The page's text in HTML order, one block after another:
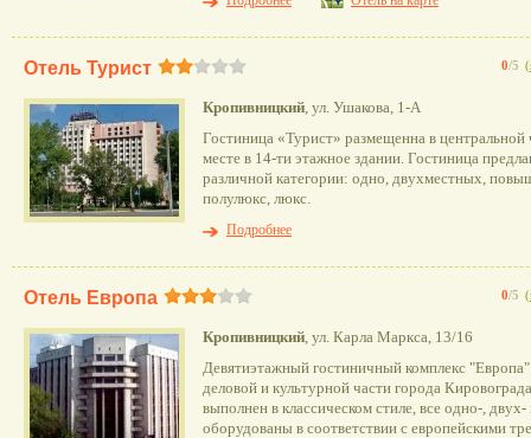
0/5 (
Отель Турист
Кропивницкий, ул. Ушакова, 1-А
Гостиница «Турист» размещенна в центральной
месте в 14-ти этажное здании. Гостиница
различной категории: одно, двухместных,
полулюкс, люкс.
Подробнее
0/5 (
Отель Европа
Кропивницкий, ул. Карла Маркса, 13/16
Девятиэтажный гостиничный комплекс
деловой и культурной части города
выполнен в классическом стиле, все одно-,
оборудованы в соответствии с европейскими